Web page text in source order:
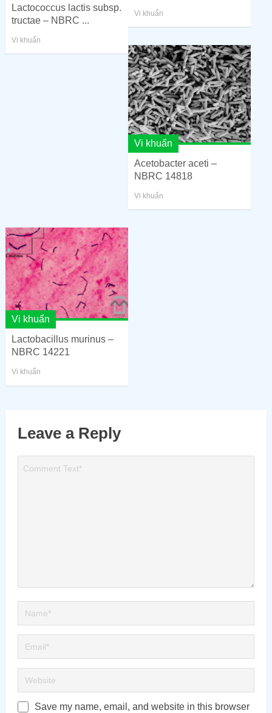
Lactococcus lactis subsp.
tructae – NBRC ...
Vi khuẩn
Vi khuẩn
Vi khuẩn
Acetobacter aceti –
NBRC 14818
Vi khuẩn
Vi khuẩn
Lactobacillus murinus –
NBRC 14221
Vi khuẩn
Leave a Reply
Save my name, email, and website in this browser